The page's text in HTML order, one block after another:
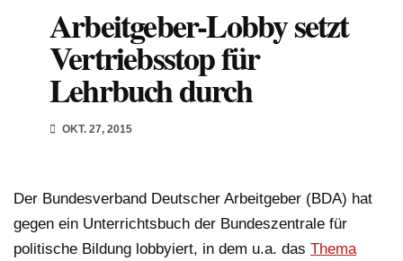
Arbeitgeber-Lobby setzt
Vertriebsstop für
Lehrbuch durch
OKT. 27, 2015
Der Bundesverband Deutscher Arbeitgeber (BDA) hat
gegen ein Unterrichtsbuch der Bundeszentrale für
politische Bildung lobbyiert, in dem u.a. das Thema